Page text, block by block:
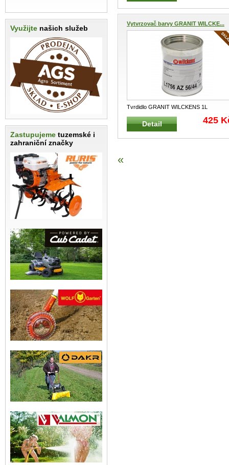
Využijte našich služeb
Zastupujeme tuzemské i
zahraniční značky
Vytvrzovač barvy GRANIT WILCKE...
Tvrdidlo GRANIT WILCKENS 1L
Vytvrzovací akcelerátor pro nátěrové
...
Detail 425
«